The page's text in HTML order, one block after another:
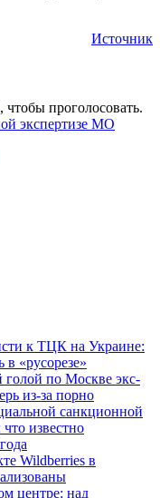
Источник
чтобы проголосовать.
экспертизе МО
к ТЦК на Украине:
в «русорезе»
голой по Москве экс-
из-за порно
санкционной
известно
Wildberries в
центре: над